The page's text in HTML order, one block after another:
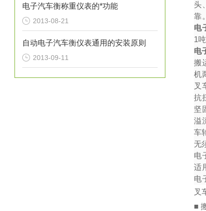
电子汽车衡称重仪表的*功能
2013-08-21
自动电子汽车衡仪表通用的安装原则
2013-09-11
头
靠
电
1吨
电
搬
机
叉
抗
坚
溢
车
无
电
适
电
叉
■